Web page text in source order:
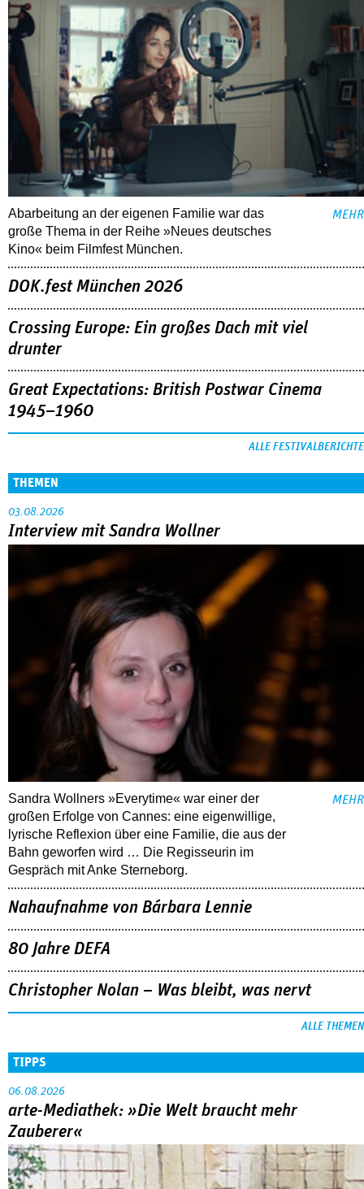
Abarbeitung an der eigenen Familie war das
große Thema in der Reihe »Neues deutsches
Kino« beim Filmfest München.
MEHR
DOK.fest München 2026
Crossing Europe: Ein großes Dach mit viel
drunter
Great Expectations: British Postwar Cinema
1945–1960
ALLE FESTIVALBERICHTE
THEMEN
03.08.2026
Interview mit Sandra Wollner
Sandra Wollners »Everytime« war einer der
großen Erfolge von Cannes: eine eigenwillige,
lyrische Reflexion über eine ­Familie, die aus der
Bahn geworfen wird … Die Regisseurin im
Gespräch mit Anke Sterneborg.
MEHR
Nahaufnahme von Bárbara Lennie
80 Jahre DEFA
Christopher Nolan – Was bleibt, was nervt
ALLE THEMEN
TIPPS
06.08.2026
arte-Mediathek: »Die Welt braucht mehr
Zauberer«